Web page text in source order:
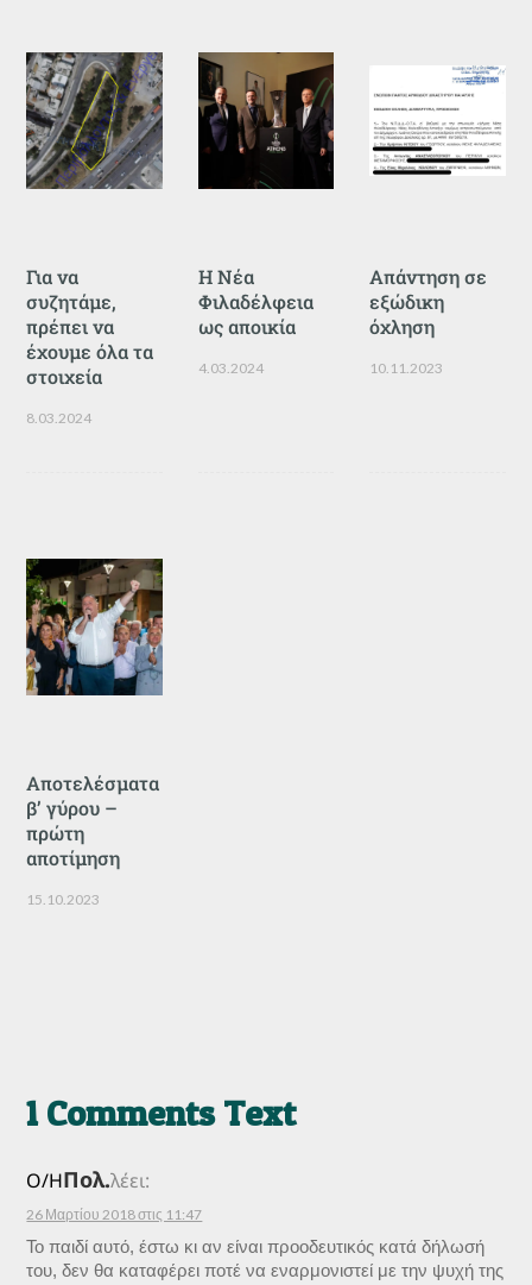
Για να
συζητάμε,
πρέπει να
έχουμε όλα τα
στοιχεία
8.03.2024
Η Νέα
Φιλαδέλφεια
ως αποικία
4.03.2024
Απάντηση σε
εξώδικη
όχληση
10.11.2023
Αποτελέσματα
β’ γύρου –
πρώτη
αποτίμηση
15.10.2023
1 Comments Text
Ο/ΗΠολ.λέει:
26 Μαρτίου 2018 στις 11:47
Το παιδί αυτό, έστω κι αν είναι προοδευτικός κατά δήλωσή
του, δεν θα καταφέρει ποτέ να εναρμονιστεί με την ψυχή της